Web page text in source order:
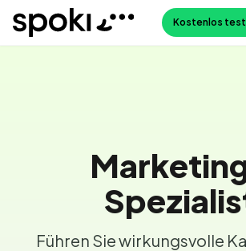
Spoki Kostenlos
Führen Sie wirkungsvolle